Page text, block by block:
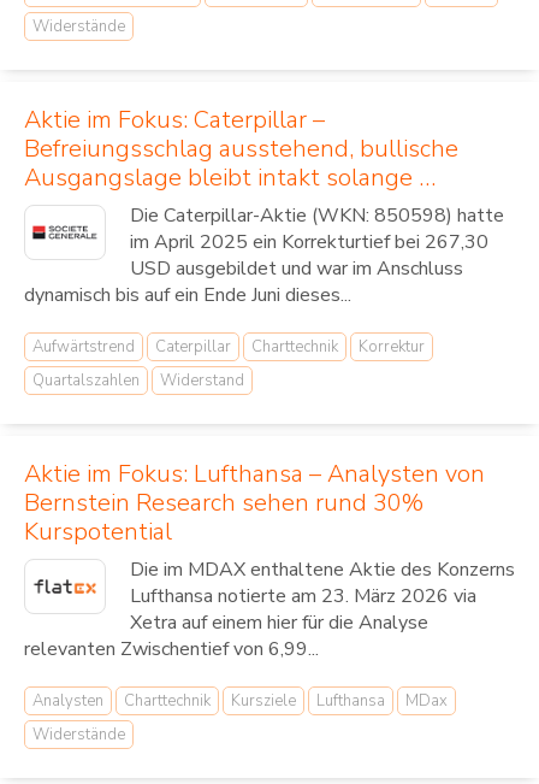
Widerstände
Aktie im Fokus: Caterpillar –
Befreiungsschlag ausstehend, bullische
Ausgangslage bleibt intakt solange …
Die Caterpillar-Aktie (WKN: 850598) hatte
im April 2025 ein Korrekturtief bei 267,30
USD ausgebildet und war im Anschluss
dynamisch bis auf ein Ende Juni dieses...
Aufwärtstrend Caterpillar Charttechnik
Korrektur
Quartalszahlen
Widerstand
Aktie im Fokus: Lufthansa – Analysten von
Bernstein Research sehen rund 30%
Kurspotential
Die im MDAX enthaltene Aktie des Konzerns
Lufthansa notierte am 23. März 2026 via
Xetra auf einem hier für die Analyse
relevanten Zwischentief von 6,99...
Analysten Charttechnik Kursziele Lufthansa
MDax
Widerstände